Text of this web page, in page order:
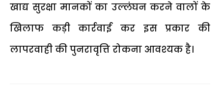
खाद्य सुरक्षा मानकों का उल्लंघन करने वालों के
खिलाफ कड़ी कार्रवाई कर इस प्रकार की
लापरवाही की पुनरावृत्ति रोकना आवश्यक है।